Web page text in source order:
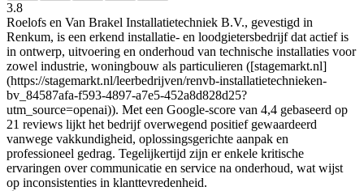
3.8
Roelofs en Van Brakel Installatietechniek B.V., gevestigd in
Renkum, is een erkend installatie- en loodgietersbedrijf dat actief is
in ontwerp, uitvoering en onderhoud van technische installaties voor
zowel industrie, woningbouw als particulieren ([stagemarkt.nl]
(https://stagemarkt.nl/leerbedrijven/renvb-installatietechnieken-
bv_84587afa-f593-4897-a7e5-452a8d828d25?
utm_source=openai)). Met een Google-score van 4,4 gebaseerd op
21 reviews lijkt het bedrijf overwegend positief gewaardeerd
vanwege vakkundigheid, oplossingsgerichte aanpak en
professioneel gedrag. Tegelijkertijd zijn er enkele kritische
ervaringen over communicatie en service na onderhoud, wat wijst
op inconsistenties in klanttevredenheid.